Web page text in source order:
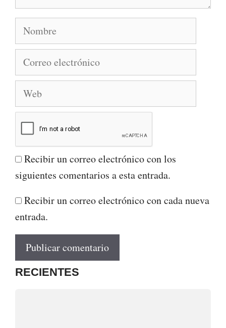
Nombre
Correo
Web
Recibir un correo electrónico con los
siguientes comentarios a esta entrada.
Recibir un correo electrónico con cada nueva
entrada.
RECIENTES